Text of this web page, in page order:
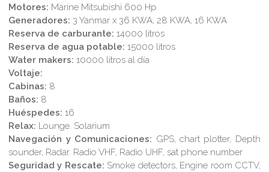
Motores: Marine Mitsubishi 600 Hp
Generadores: 3 Yanmar x 36 KWA, 28 KWA, 16 KWA
Reserva de carburante: 14000 litros
Reserva de agua potable: 15000 litros
Water makers: 10000 litros al día
Voltaje:
Cabinas: 8
Baños: 8
Huéspedes: 16
Relax: Lounge. Solarium
Navegación y Comunicaciones: GPS, chart plotter, Depth
sounder, Radar. Radio VHF, Radio UHF, sat phone number
Seguridad y Rescate: Smoke detectors, Engine room CCTV,